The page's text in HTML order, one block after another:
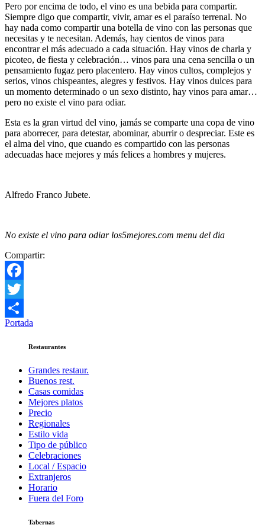
Pero por encima de todo, el vino es una bebida para compartir.
Siempre digo que compartir, vivir, amar es el paraíso terrenal. No
hay nada como compartir una botella de vino con las personas que
necesitas y te necesitan. Además, hay cientos de vinos para
encontrar el más adecuado a cada situación. Hay vinos de charla y
picoteo, de fiesta y celebración… vinos para una cena sencilla o un
pensamiento fugaz pero placentero. Hay vinos cultos, complejos y
serios, vinos chispeantes, alegres y festivos. Hay vinos dulces para
un momento determinado o un sexo distinto, hay vinos para amar…
pero no existe el vino para odiar.
Esta es la gran virtud del vino, jamás se comparte una copa de vino
para aborrecer, para detestar, abominar, aburrir o despreciar. Este es
el alma del vino, que cuando es compartido con las personas
adecuadas hace mejores y más felices a hombres y mujeres.
Alfredo Franco Jubete.
No existe el vino para odiar los5mejores.com menu del dia
Compartir:
Facebook
Twitter
Compartir
Portada
Restaurantes
Grandes restaur.
Buenos rest.
Casas comidas
Mejores platos
Precio
Regionales
Estilo vida
Tipo de público
Celebraciones
Local / Espacio
Extranjeros
Horario
Fuera del Foro
Tabernas